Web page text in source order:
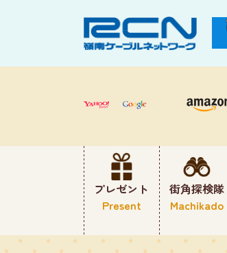
プレゼント
Present
街角探検隊
Machikado